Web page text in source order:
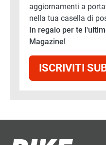
aggiornamenti a
nella tua casella di
In regalo per te
Magazine!
ISCRIVITI